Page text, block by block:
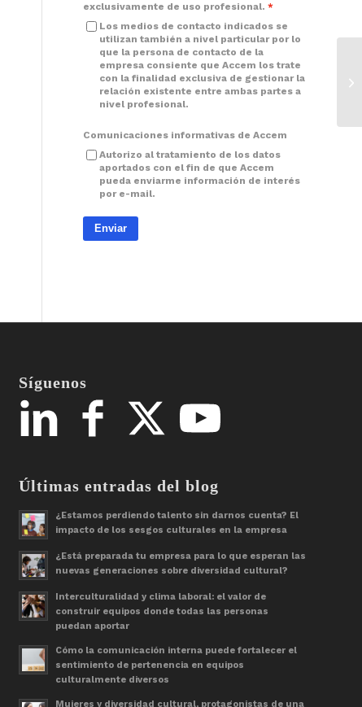
exclusivamente de uso profesional.
Los medios de contacto indicados se
utilizan también a nivel particular por lo
que la persona de contacto de la
empresa consiente que Accem los trate
con la finalidad exclusiva de gestionar la
relación existente entre ambas partes a
nivel profesional.
Comunicaciones informativas de Accem
Autorizo al tratamiento de los datos
aportados con el fin de que Accem
pueda enviarme información de interés
por e-mail.
Enviar
Síguenos
Últimas entradas del blog
¿Estamos perdiendo talento sin darnos cuenta? El
impacto de los sesgos culturales en la empresa
¿Está preparada tu empresa para lo que esperan las
nuevas generaciones sobre diversidad cultural?
Interculturalidad y clima laboral: el valor de
construir equipos donde todas las personas
puedan aportar
Cómo la comunicación interna puede fortalecer el
sentimiento de pertenencia en equipos
culturalmente diversos
Mujeres y diversidad cultural, protagonistas de una